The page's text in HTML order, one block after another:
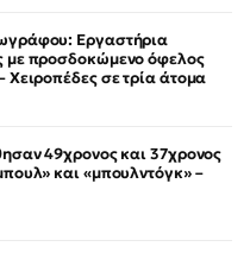
Εργαστήρια
με προσδοκώμενο όφελος
σε τρία άτομα
49χρονος και 37χρονος
και «μπουλντόγκ» –